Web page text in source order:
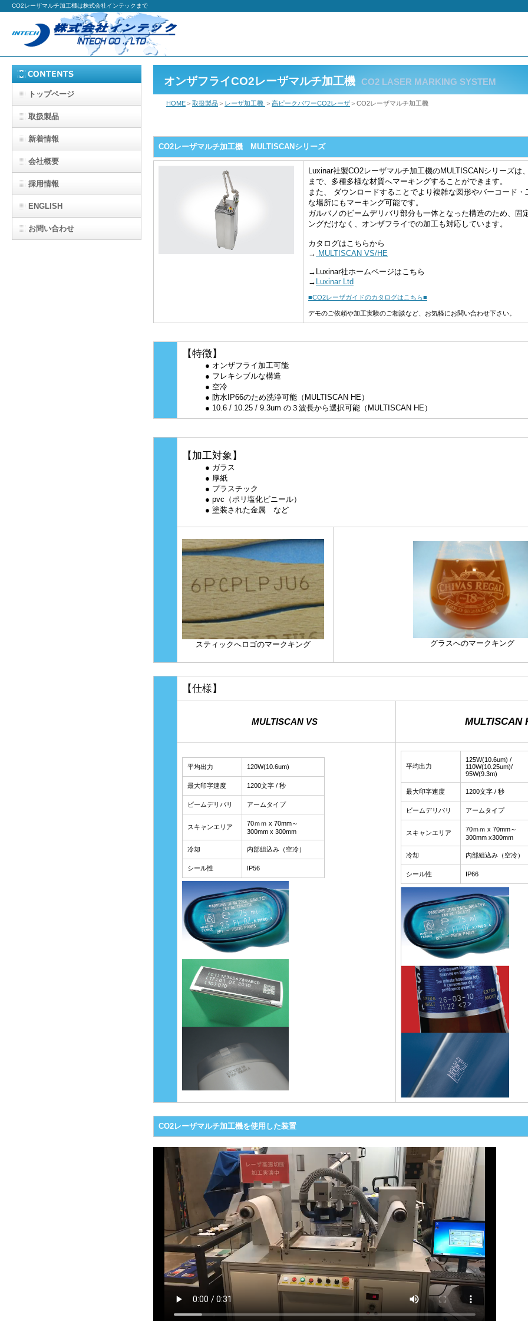
CO2レーザマルチ加工機は株式会社インテックまで
オンザフライCO2レーザマルチ加工機 CO2 LASER MARKING SYSTEM
HOME ＞ 取扱製品 ＞ レーザ加工機 ＞ 高ピークパワーCO2レーザ ＞CO2レーザマルチ加工機
CO2レーザマルチ加工機 MULTISCANシリーズ
Luxinar社製CO2レーザマルチ加工機のMULTISCANシリーズは
まで、多種多様な材質へマーキングすることができます。
また、 ダウンロードすることでより複雑な図形やバーコード
な場所にもマーキング可能です。
ガルバノのビームデリバリ部分も一体となった構造のため、固
ングだけなく、オンザフライでの加工も対応しています。
カタログはこちらから
→ MULTISCAN VS/HE
→Luxinar社ホームページはこちら
→ Luxinar Ltd
■CO2レーザガイドのカタログはこちら■
デモのご依頼や加工実験のご相談など、お気軽にお問い合わせ下さい。
【特徴】
● オンザフライ加工可能
● フレキシブルな構造
● 空冷
● 防水IP66のため洗浄可能（MULTISCAN HE）
● 10.6 / 10.25 / 9.3um の３波長から選択可能（MULTISCAN HE）
【加工対象】
● ガラス
● 厚紙
● プラスチック
● pvc（ポリ塩化ビニール）
● 塗装された金属 など
スティックへロゴのマークキング グラスへのマークキング
【仕様】
MULTISCAN VS MULTISCAN
平均出力 120W(10.6um)
最大印字速度 1200文字 / 秒
ビームデリバリ アームタイプ
スキャンエリア
70ｍｍ x 70mm～
300mm x 300mm
冷却 内部組込み（空冷）
シール性 IP56
平均出力
125W(10.6um) /
110W(10.25um)/
95W(9.3m)
最大印字速度 1200文字 / 秒
ビームデリバリ アームタイプ
スキャンエリア
70ｍｍ x 70mm～
300mm x300mm
冷却 内部組込み（空冷）
シール性 IP66
CO2レーザマルチ加工機を使用した装置
トップページ
取扱製品
新着情報
会社概要
採用情報
ENGLISH
お問い合わせ